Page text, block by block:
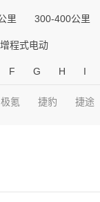
里 300-400公里
增程式电动
F G H I
极氪 捷豹 捷途